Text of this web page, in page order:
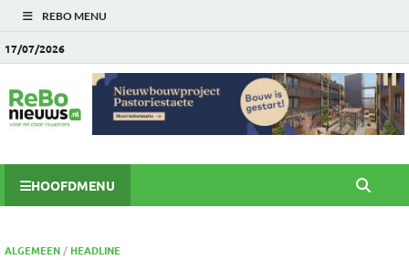
REBO MENU
17/07/2026
HOOFDMENU
ALGEMEEN/ HEADLINE